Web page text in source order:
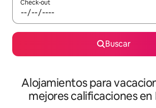
Check-out
Buscar
Alojamientos para
mejores calificaciones en